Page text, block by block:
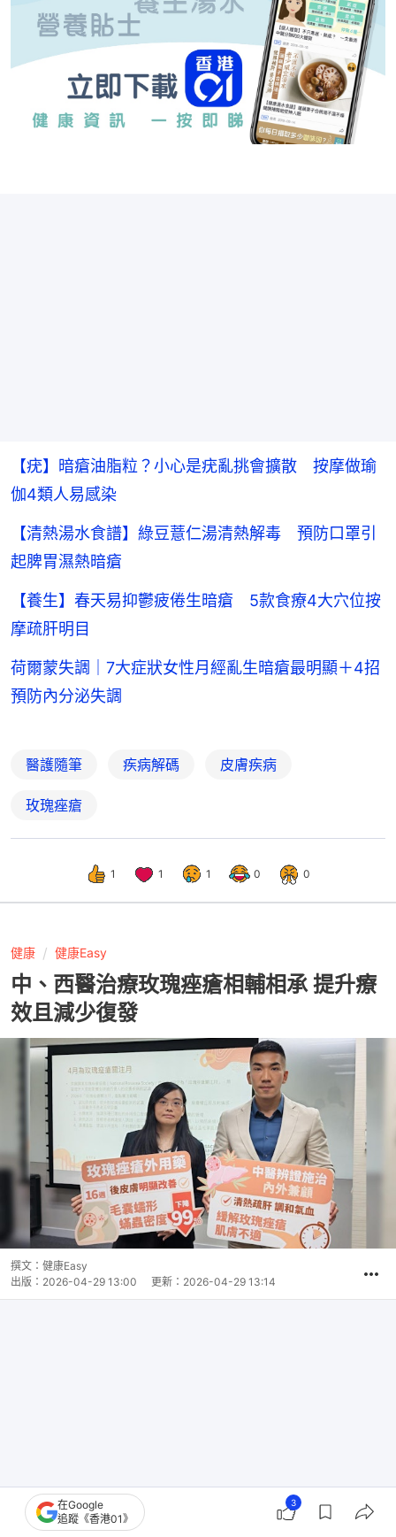
【疣】暗瘡油脂粒？小心是疣亂挑會擴散 按摩做瑜
伽4類人易感染
【清熱湯水食譜】綠豆薏仁湯清熱解毒 預防口罩引
起脾胃濕熱暗瘡
【養生】春天易抑鬱疲倦生暗瘡 5款食療4大穴位按
摩疏肝明目
荷爾蒙失調｜7大症狀女性月經亂生暗瘡最明顯＋4招
預防內分泌失調
醫護隨筆 疾病解碼 皮膚疾病
玫瑰痤瘡
1 1 1 0 0
健康 健康Easy
中、西醫治療玫瑰痤瘡相輔相承 提升療
效且減少復發
撰文： 健康Easy
出版： 2026-04-29 13:00 更新： 2026-04-29 13:14
在Google
追蹤《香港01》
3